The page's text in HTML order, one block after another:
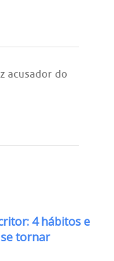
acusador do
4 hábitos e
tornar